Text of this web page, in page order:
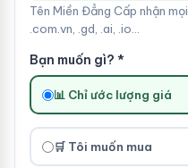
Tên Miền Đẳng Cấp nhận
.com.vn, .gd, .ai, .io...
Bạn muốn gì? *
📊 Chỉ ước lượng giá
🛒 Tôi muốn mua